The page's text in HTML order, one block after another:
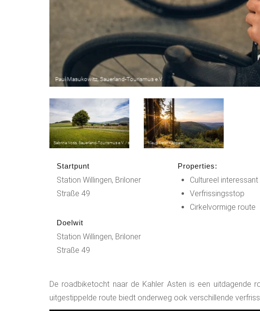
Startpunt
Station Willingen, Briloner
Straße 49
Doelwit
Station Willingen, Briloner
Straße 49
Properties:
Cultureel interessant
Verfrissingsstop
Cirkelvormige route
De roadbiketocht naar de Kahler Asten is een uitdagende
uitgestippelde route biedt onderweg ook verschillende